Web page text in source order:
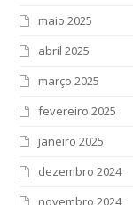
maio 2025
abril 2025
março 2025
fevereiro 2025
janeiro 2025
dezembro 2024
novembro 2024